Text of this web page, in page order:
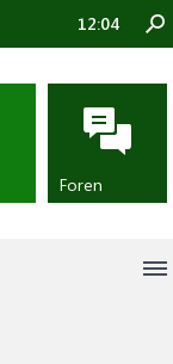
12:04
Foren